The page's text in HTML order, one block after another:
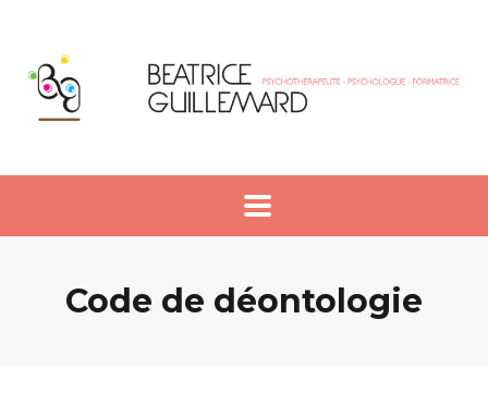
Code de déontologie